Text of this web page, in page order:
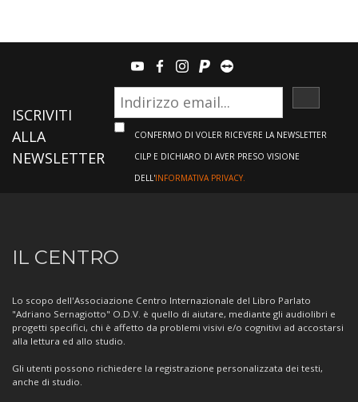
youtubefacebook
instagram
paypalteamviewer
ISCRIVITI
ALLA
NEWSLETTER
CONFERMO DI VOLER RICEVERE LA NEWSLETTER
CILP E DICHIARO DI AVER PRESO VISIONE
DELL'INFORMATIVA PRIVACY.
Informazioni
sul
Centro
IL CENTRO
Lo scopo dell'Associazione Centro Internazionale del Libro Parlato
"Adriano Sernagiotto" O.D.V. è quello di aiutare, mediante gli audiolibri e
progetti specifici, chi è affetto da problemi visivi e/o cognitivi ad accostarsi
alla lettura ed allo studio.
Gli utenti possono richiedere la registrazione personalizzata dei testi,
anche di studio.